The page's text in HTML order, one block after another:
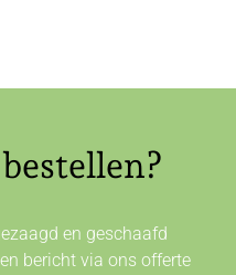
en geschaafd
bericht via ons offerte